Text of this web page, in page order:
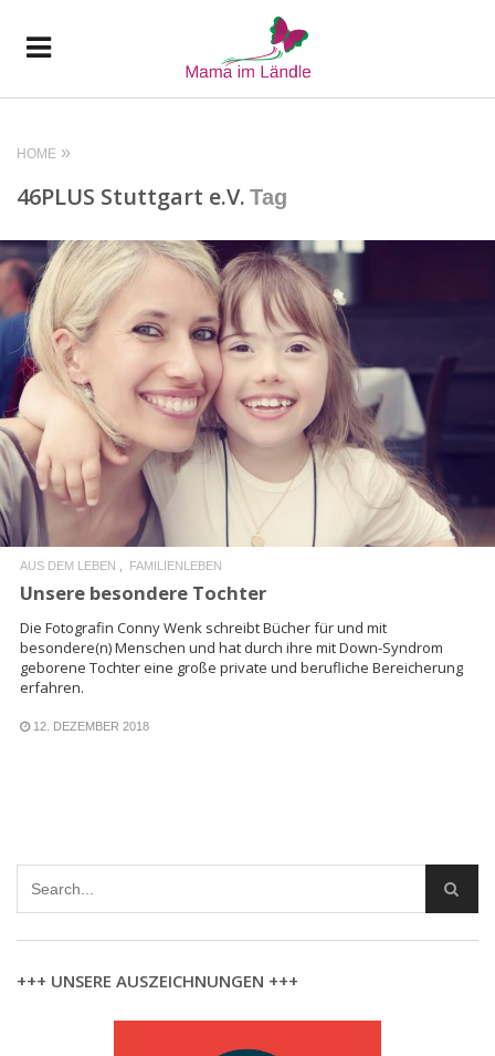
HOME
46PLUS Stuttgart e.V. Tag
READ MORE
AUS DEM LEBEN FAMILIENLEBEN
Unsere besondere Tochter
Die Fotografin Conny Wenk schreibt Bücher für und mit
besondere(n) Menschen und hat durch ihre mit Down-Syndrom
geborene Tochter eine große private und berufliche Bereicherung
erfahren.
12. DEZEMBER 2018
+++ UNSERE AUSZEICHNUNGEN +++